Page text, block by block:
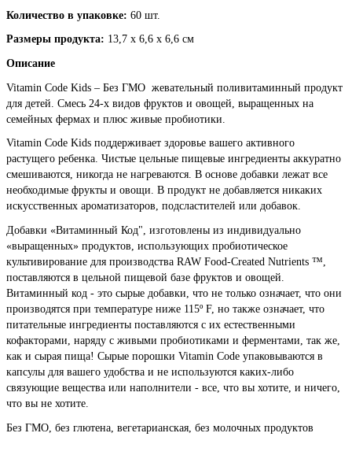
Количество в упаковке: 60 шт.
Размеры продукта: 13,7 х 6,6 х 6,6 см
Описание
Vitamin Code Kids – Без ГМО жевательный поливитаминный продукт
для детей. Смесь 24-х видов фруктов и овощей, выращенных на
семейных фермах и плюс живые пробиотики.
Vitamin Code Kids поддерживает здоровье вашего активного
растущего ребенка. Чистые цельные пищевые ингредиенты аккуратно
смешиваются, никогда не нагреваются. В основе добавки лежат все
необходимые фрукты и овощи. В продукт не добавляется никаких
искусственных ароматизаторов, подсластителей или добавок.
Добавки «Витаминный Код", изготовлены из индивидуально
«выращенных» продуктов, использующих пробиотическое
культивирование для производства RAW Food-Created Nutrients ™,
поставляются в цельной пищевой базе фруктов и овощей.
Витаминный код - это сырые добавки, что не только означает, что они
производятся при температуре ниже 115º F, но также означает, что
питательные ингредиенты поставляются с их естественными
кофакторами, наряду с живыми пробиотиками и ферментами, так же,
как и сырая пища! Сырые порошки Vitamin Code упаковываются в
капсулы для вашего удобства и не используются каких-либо
связующие вещества или наполнители - все, что вы хотите, и ничего,
что вы не хотите.
Без ГМО, без глютена, вегетарианская, без молочных продуктов